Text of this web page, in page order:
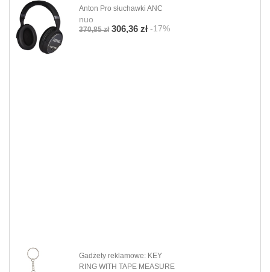
Anton Pro słuchawki ANC
nuo
370,85 zł 306,36 zł -17%
Gadżety reklamowe: KEY
RING WITH TAPE MEASURE